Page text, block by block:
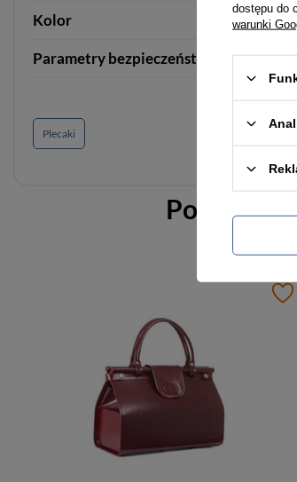
Kolor BROWN
Parametry bezpieczeństwa
Plecaki
Podobne
dostępu do
warunki